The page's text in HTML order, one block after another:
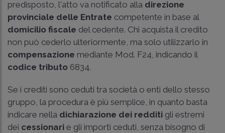
predisposto, l'atto va notificato alla direzione
provinciale delle Entrate competente in base al
domicilio fiscale del cedente. Chi acquista il credito
non può cederlo ulteriormente, ma solo utilizzarlo in
compensazione mediante Mod. F24, indicando il
codice tributo 6834.
Se i crediti sono ceduti tra società o enti dello stesso
gruppo, la procedura è più semplice, in quanto basta
indicare nella dichiarazione dei redditi gli estremi
dei cessionari e gli importi ceduti, senza bisogno di